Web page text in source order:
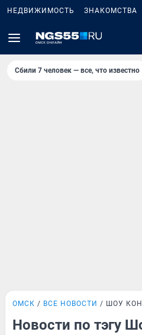
НЕДВИЖИМОСТЬ ЗНАКОМСТВА
Сбили 7 человек — все, что известно
ОМСК ВСЕ НОВОСТИ ШОУ
Новости по тэгу